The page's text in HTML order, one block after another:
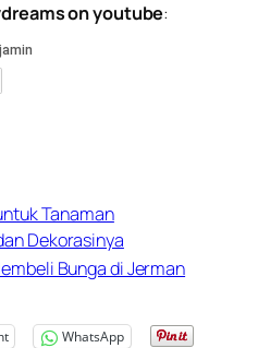
on youtube:
Tanaman
Dekorasinya
Bunga di Jerman
WhatsApp